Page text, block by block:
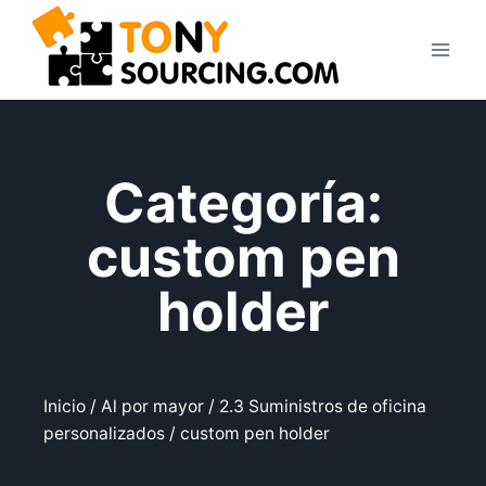
Categoría:
custom pen
holder
Inicio / Al por mayor / 2.3 Suministros de oficina
personalizados / custom pen holder